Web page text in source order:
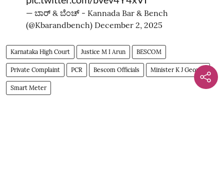
— ಬಾರ್‌ & ಬೆಂಚ್ - Kannada Bar & Bench
(@Kbarandbench) December 2, 2025
Karnataka High Court Justice M I Arun BESCOM
Private Complaint PCR Bescom Officials Minister K J George
Smart Meter